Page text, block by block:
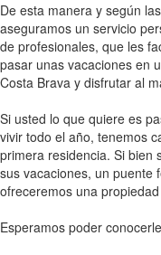
De esta manera y según
aseguramos un servicio
de profesionales, que les
pasar unas vacaciones en
Costa Brava y disfrutar al
Si usted lo que quiere es
vivir todo el año, tenemos
primera residencia. Si bien
sus vacaciones, un puente
ofreceremos una
Esperamos poder